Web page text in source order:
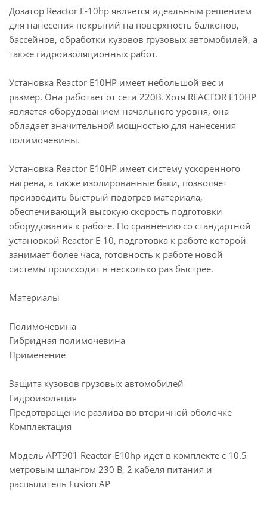
Дозатор Reactor E-10hp является идеальным решением
для нанесения покрытий на поверхность балконов,
бассейнов, обработки кузовов грузовых автомобилей, а
также гидроизоляционных работ.
Установка Reactor E10HP имеет небольшой вес и
размер. Она работает от сети 220В. Хотя REACTOR E10HP
является оборудованием начального уровня, она
обладает значительной мощностью для нанесения
полимочевины.
Установка Reactor E10HP имеет систему ускоренного
нагрева, а также изолированные баки, позволяет
производить быстрый подогрев материала,
обеспечивающий высокую скорость подготовки
оборудования к работе. По сравнению со стандартной
установкой Reactor E-10, подготовка к работе которой
занимает более часа, готовность к работе новой
системы происходит в несколько раз быстрее.
Материалы
Полимочевина
Гибридная полимочевина
Применение
Защита кузовов грузовых автомобилей
Гидроизоляция
Предотвращение разлива во вторичной оболочке
Комплектация
Модель APT901 Reactor-E10hp идет в комплекте с 10.5
метровым шлангом 230 В, 2 кабеля питания и
распылитель Fusion AP